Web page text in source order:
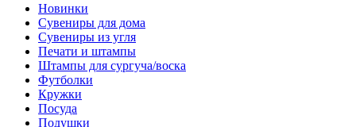
Новинки
Сувениры для дома
Сувениры из угля
Печати и штампы
Штампы для сургуча/воска
Футболки
Кружки
Посуда
Подушки